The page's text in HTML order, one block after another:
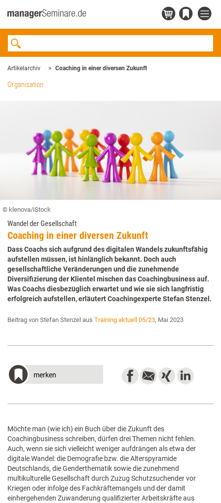
Artikelarchiv Coaching in einer diversen Zukunft
Organisation
© klenova/iStock
Wandel der Gesellschaft
Coaching in einer diversen Zukunft
Dass Coachs sich aufgrund des digitalen Wandels zukunftsfähig
aufstellen müssen, ist hinlänglich bekannt. Doch auch
gesellschaftliche Veränderungen und die zunehmende
Diversifizierung der Klientel mischen das Coachingbusiness auf.
Was Coachs diesbezüglich erwartet und wie sie sich langfristig
erfolgreich aufstellen, erläutert Coachingexperte Stefan Stenzel.
Beitrag von Stefan Stenzel aus Training aktuell 05/23, Mai 2023
merken
Möchte man (wie ich) ein Buch über die Zukunft des
Coachingbusiness schreiben, dürfen drei Themen nicht fehlen.
Auch, wenn sie sich vielleicht weniger aufdrängen als etwa der
digitale Wandel: die Demografie bzw. die Alterspyramide
Deutschlands, die Genderthematik sowie die zunehmend
multikulturelle Gesellschaft durch Zuzug Schutzsuchender vor
Kriegen oder infolge des Fachkräftemangels und der damit
einhergehenden Zuwanderung qualifizierter Arbeitskräfte aus